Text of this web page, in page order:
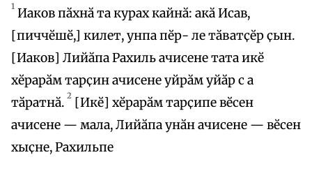
1 Иаков пӑхнӑ та курах кайнӑ: акӑ Исав,
[пиччӗшӗ,] килет, унпа пӗр- ле тӑватҫӗр ҫын.
[Иаков] Лийӑпа Рахиль ачисене тата икӗ
хӗрарӑм тарҫин ачисене уйрӑм уйӑр с а
тӑратнӑ. 2 [Икӗ] хӗрарӑм тарҫипе вӗсен
ачисене — мала, Лийӑпа унӑн ачисене — вӗсен
хыҫне, Рахильпе